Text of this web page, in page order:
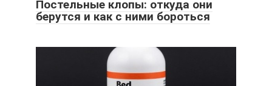
Постельные клопы: откуда они
берутся и как с ними бороться